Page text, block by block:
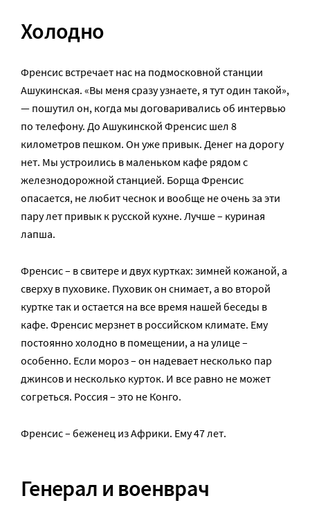
Холодно
Френсис встречает нас на подмосковной станции
Ашукинская. «Вы меня сразу узнаете, я тут один такой»,
— пошутил он, когда мы договаривались об интервью
по телефону. До Ашукинской Френсис шел 8
километров пешком. Он уже привык. Денег на дорогу
нет. Мы устроились в маленьком кафе рядом с
железнодорожной станцией. Борща Френсис
опасается, не любит чеснок и вообще не очень за эти
пару лет привык к русской кухне. Лучше – куриная
лапша.
Френсис – в свитере и двух куртках: зимней кожаной, а
сверху в пуховике. Пуховик он снимает, а во второй
куртке так и остается на все время нашей беседы в
кафе. Френсис мерзнет в российском климате. Ему
постоянно холодно в помещении, а на улице –
особенно. Если мороз – он надевает несколько пар
джинсов и несколько курток. И все равно не может
согреться. Россия – это не Конго.
Френсис – беженец из Африки. Ему 47 лет.
Генерал и военврач